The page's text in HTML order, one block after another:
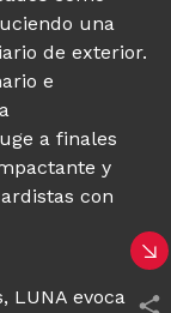
una
de exterior.
e
a finales
y
con
LUNA evoca